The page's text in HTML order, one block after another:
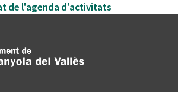
de l'agenda d'activitats